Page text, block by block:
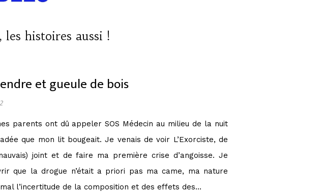
histoires aussi !
et gueule de bois
parents ont dû appeler SOS Médecin au milieu de la nuit
que mon lit bougeait. Je venais de voir L’Exorciste, de
joint et de faire ma première crise d’angoisse. Je
que la drogue n’était a priori pas ma came, ma nature
l’incertitude de la composition et des effets des…